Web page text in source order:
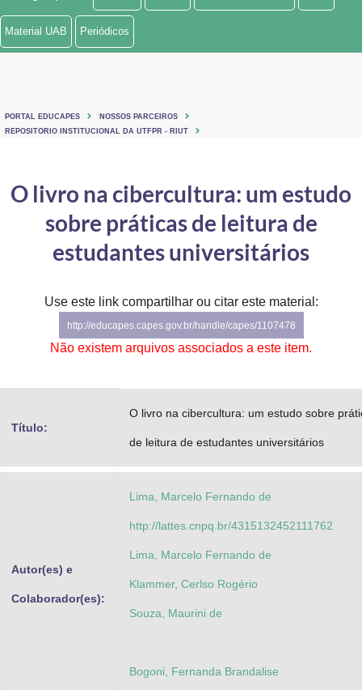
Ministério de Minas e Energia
Ministério do Turismo
Controladoria-Geral da União
Ministério da Mulher, da Família e dos Direitos Humanos
Secretaria de Governo
Gabinete de Segurança Institucional
Material UAB Periódicos
PORTAL EDUCAPES
NOSSOS PARCEIROS
REPOSITORIO INSTITUCIONAL DA UTFPR - RIUT
O livro na cibercultura: um estudo
sobre práticas de leitura de
estudantes universitários
Use este link compartilhar ou citar este material:
http://educapes.capes.gov.br/handle/capes/1107478
Não existem arquivos associados a este item.
Título:
O livro na cibercultura: um estudo sobre
de leitura de estudantes universitários
Autor(es) e
Colaborador(es):
Lima, Marcelo Fernando de
http://lattes.cnpq.br/4315132452111762
Lima, Marcelo Fernando de
Klammer, Cerlso Rogério
Souza, Maurini de
Bogoni, Fernanda Brandalise